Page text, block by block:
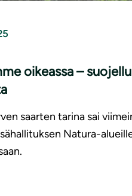
oikeassa –
saarten tarina sai
Natura-